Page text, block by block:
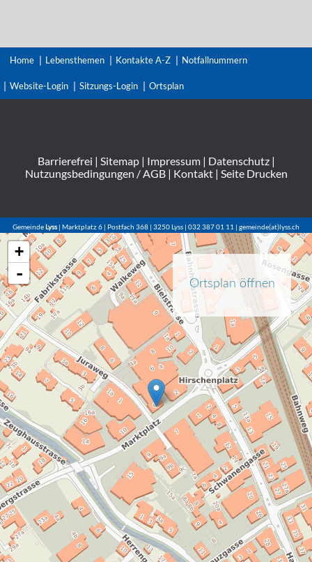
Home Lebensthemen Kontakte A-Z Notfallnummern
Website-Login Sitzungs-Login Ortsplan
Barrierefrei | Sitemap| Impressum| Datenschutz|
Nutzungsbedingungen / AGB| Kontakt| Seite Drucken
GemeindeLyss| Marktplatz 6 | Postfach 368 | 3250 Lyss | 032 387 01 11 | gemeinde(at)lyss.ch